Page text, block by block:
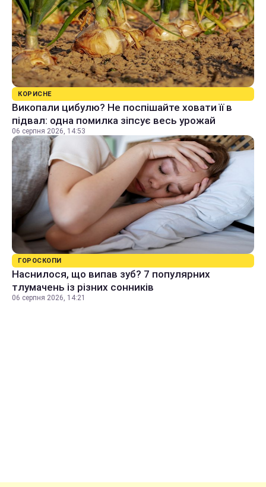
КОРИСНЕ
Викопали цибулю? Не поспішайте ховати її в
підвал: одна помилка зіпсує весь урожай
06 серпня 2026, 14:53
ГОРОСКОПИ
Наснилося, що випав зуб? 7 популярних
тлумачень із різних сонників
06 серпня 2026, 14:21